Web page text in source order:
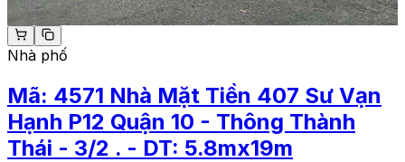
Nhà phố
Mã: 4571 Nhà Mặt Tiền 407 Sư Vạn
Hạnh P12 Quận 10 - Thông Thành
Thái - 3/2 . - DT: 5.8mx19m